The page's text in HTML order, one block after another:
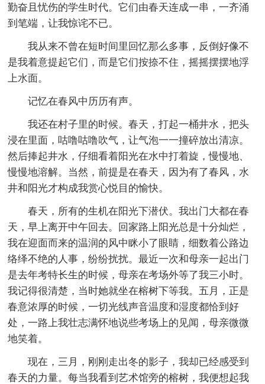
勤奋且忧伤的学生时代。它们由春天连成一串，一齐涌
到笔端，让我惊诧不已。
我从来不曾在短时间里回忆那么多事，反倒好像不
是我着意提起它们，而是它们按捺不住，摇摇摆摆地浮
上水面。
记忆在春风中历历有声。
我还在村子里的时候。春天，打起一桶井水，把头
浸在里面，咕噜咕噜吹气，让气泡一一撞碎放出清凉。
然后捧起井水，仔细看着阳光在水中打着旋，慢慢地、
慢慢地溶解。当然，前提是在春天，因为有了春风，水
井和阳光才构成我赏心悦目的愉快。
春天，所有的生机在阳光下潜伏。我出门大都在春
天，早上离开中午回去。回家路上阳光总是十分灿烂，
我在迎面而来的温润的风中眯小了眼睛，细数着公路边
络绎不绝的人事，纷纷扰扰。最近一次和母亲一起出门
是去年考特长生的时候，母亲在考场外等了我三小时。
我记得很清楚，当时她就坐在榕树下等我。五月，正是
春意浓厚的时候，一切光线声音温度和湿度都恰到好
处，一路上我壮志满怀地说些考场上的见闻，母亲微微
地笑着。
现在，三月，刚刚走出冬的影子，我却已经感受到
春天的力量。每当我看到艺术馆旁的榕树，我便想起我